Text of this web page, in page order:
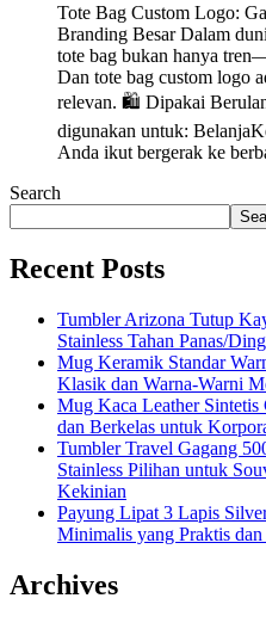
Tote Bag Custom Logo:
Branding Besar Dalam
tote bag bukan hanya
Dan tote bag custom logo
relevan. 🛍️ Dipakai
digunakan untuk:
Anda ikut bergerak ke
Search
Recent Posts
Tumbler Arizona Tutup
Stainless Tahan Panas/
Mug Keramik Standar
Klasik dan Warna-Warni
Mug Kaca Leather
dan Berkelas untuk
Tumbler Travel Gagang
Stainless Pilihan untuk
Kekinian
Payung Lipat 3 Lapis
Minimalis yang Praktis
Archives